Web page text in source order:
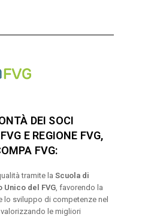
DEI SOCI
E REGIONE FVG,
FVG:
tramite la Scuola di
del FVG, favorendo la
sviluppo di competenze nel
valorizzando le migliori